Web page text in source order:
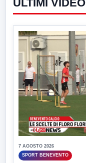
ULTIMI VIDEO
7 AGOSTO 2026
SPORT BENEVENTO